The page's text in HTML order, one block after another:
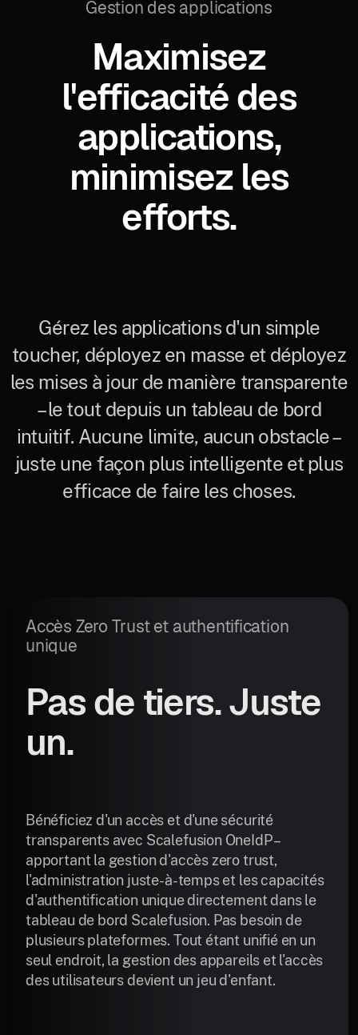
Gestion des applications
Maximisez
l'efficacité des
applications,
minimisez les
efforts.
Gérez les applications d'un simple
toucher, déployez en masse et déployez
les mises à jour de manière transparente
– le tout depuis un tableau de bord
intuitif. Aucune limite, aucun obstacle –
juste une façon plus intelligente et plus
efficace de faire les choses.
Accès Zero Trust et authentification
unique
Pas de tiers. Juste
un.
Bénéficiez d'un accès et d'une sécurité
transparents avec Scalefusion OneIdP –
apportant la gestion d'accès zero trust,
l'administration juste-à-temps et les capacités
d'authentification unique directement dans le
tableau de bord Scalefusion. Pas besoin de
plusieurs plateformes. Tout étant unifié en un
seul endroit, la gestion des appareils et l'accès
des utilisateurs devient un jeu d'enfant.